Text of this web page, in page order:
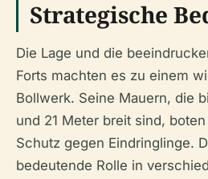
Strategische
Die Lage und die
Forts machten es zu einem
Bollwerk. Seine Mauern, die
und 21 Meter breit sind,
Schutz gegen Eindringlinge.
bedeutende Rolle in